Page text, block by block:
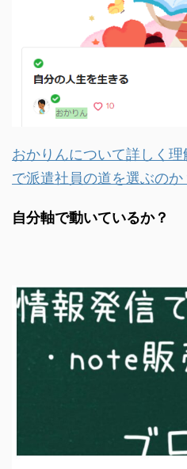
おかりんについて詳しく
で派遣社員の道を選ぶのか
自分軸で動いているか？